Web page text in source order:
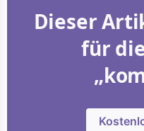
Dieser
für